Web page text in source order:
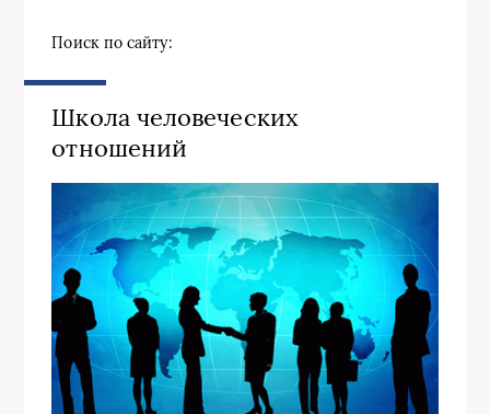
Поиск по сайту:
Школа человеческих
отношений